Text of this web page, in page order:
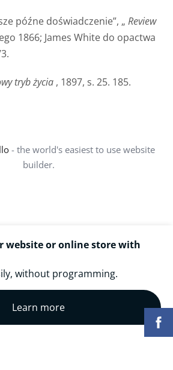
późne doświadczenie”, „ Review
1866; James White do opactwa
tryb życia , 1897, s. 25. 185.
- the world's easiest to use website
builder.
website or online store with
without programming.
Learn more